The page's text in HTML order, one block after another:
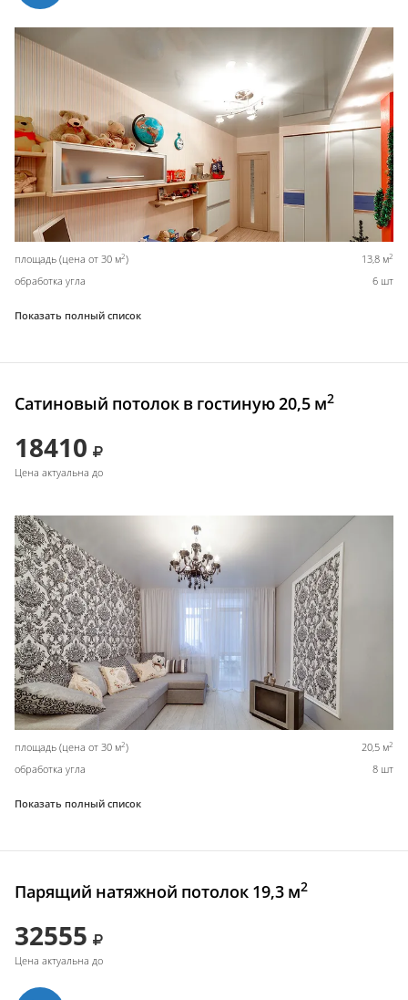
площадь (цена от 30 м2) 13,8 м2
обработка угла 6 шт
Показать полный список
Сатиновый потолок в гостиную 20,5 м2
18410
Цена актуальна до
площадь (цена от 30 м2) 20,5 м2
обработка угла 8 шт
Показать полный список
Парящий натяжной потолок 19,3 м2
32555
Цена актуальна до